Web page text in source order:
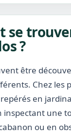
se
?
être
Chez les
en
inspectant une
ou en